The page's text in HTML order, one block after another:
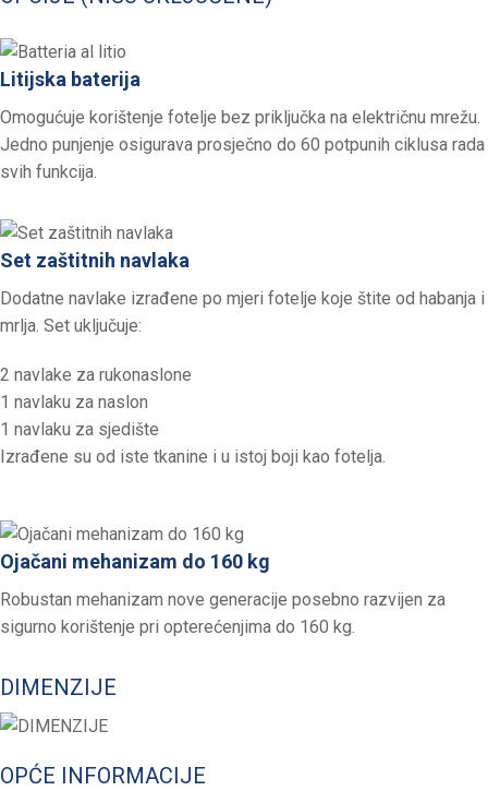
Litijska baterija
Omogućuje korištenje fotelje bez priključka na električnu mrežu.
Jedno punjenje osigurava prosječno do 60 potpunih ciklusa rada
svih funkcija.
Set zaštitnih navlaka
Dodatne navlake izrađene po mjeri fotelje koje štite od habanja i
mrlja. Set uključuje:
2 navlake za rukonaslone
1 navlaku za naslon
1 navlaku za sjedište
Izrađene su od iste tkanine i u istoj boji kao fotelja.
Ojačani mehanizam do 160 kg
Robustan mehanizam nove generacije posebno razvijen za
sigurno korištenje pri opterećenjima do 160 kg.
DIMENZIJE
OPĆE INFORMACIJE